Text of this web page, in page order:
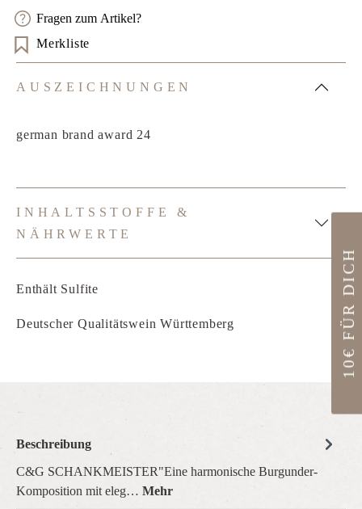
Fragen zum Artikel?
Merkliste
AUSZEICHNUNGEN
german brand award 24
INHALTSSTOFFE &
NÄHRWERTE
Enthält Sulfite
Deutscher Qualitätswein Württemberg
Beschreibung
C&G SCHANKMEISTER"Eine harmonische Burgunder-
Komposition mit eleg… Mehr
10€ FÜR DICH